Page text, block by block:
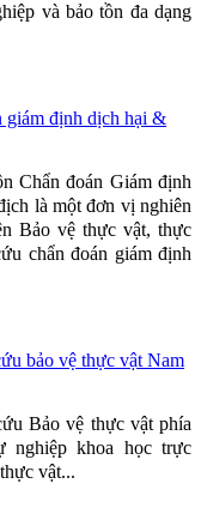
và bảo tồn đa dạng
giám định dịch hại &
Chẩn đoán Giám định
là một đơn vị nghiên
Bảo vệ thực vật, thực
chẩn đoán giám định
bảo vệ thực vật Nam
Bảo vệ thực vật phía
nghiệp khoa học trực
vật...